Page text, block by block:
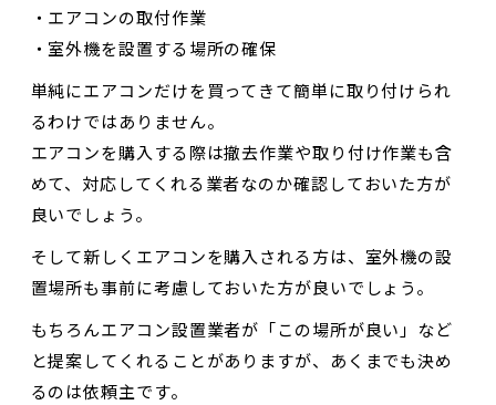
・エアコンの取付作業
・室外機を設置する場所の確保
単純にエアコンだけを買ってきて簡単に取り付けられ
るわけではありません。
エアコンを購入する際は撤去作業や取り付け作業も含
めて、対応してくれる業者なのか確認しておいた方が
良いでしょう。
そして新しくエアコンを購入される方は、室外機の設
置場所も事前に考慮しておいた方が良いでしょう。
もちろんエアコン設置業者が「この場所が良い」など
と提案してくれることがありますが、あくまでも決め
るのは依頼主です。